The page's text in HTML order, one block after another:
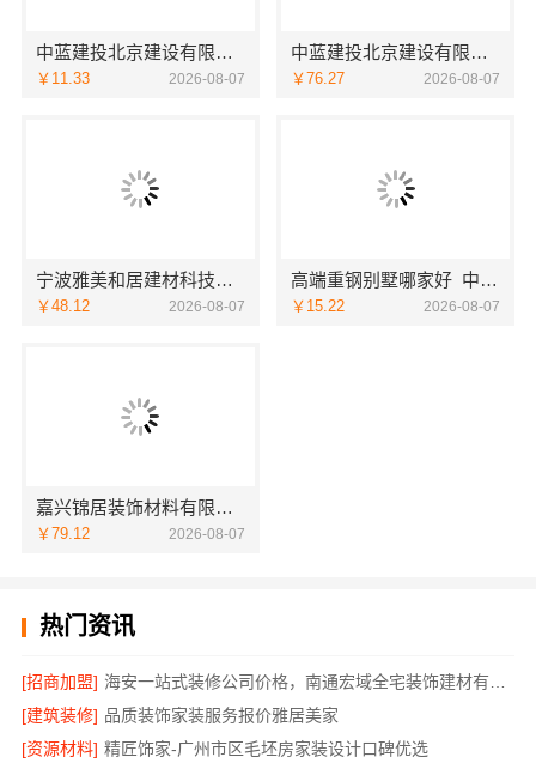
中蓝建投北京建设有限公司四川高端重钢别墅优选指南
￥11.33 2026-08-07
中蓝建投北京建设有限公司四川热门重钢别墅价格参考
￥76.27 2026-08-07
宁波雅美和居建材科技有限公司海曙家装施工线下门店地址
￥48.12 2026-08-07
高端重钢别墅哪家好_中蓝建投北京建设有限公司四川
￥15.22 2026-08-07
嘉兴锦居装饰材料有限公司：嘉兴高端装饰地址
￥79.12 2026-08-07
热门资讯
[招商加盟]
[建筑装修] 品质装饰家装服务报价雅居美家
[资源材料] 精匠饰家-广州市区毛坯房家装设计口碑优选